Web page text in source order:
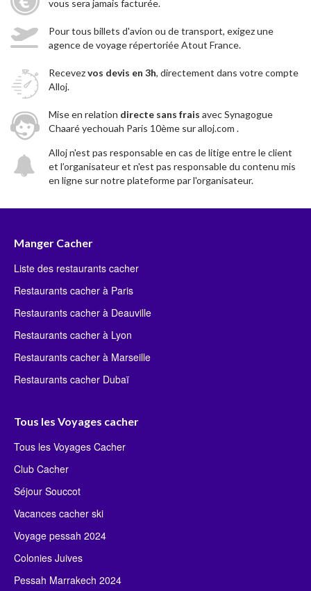
vous sera jamais facturée.
Pour tous billets d'avion ou de transport, exigez une
agence de voyage répertoriée Atout France.
Recevezvos devis en 3h, directement dans votre compte
Alloj.
Mise en relation directe sans frais avec Synagogue
Chaaré yechouah Paris 10ème sur alloj.com .
Alloj n'est pas responsable en cas de litige entre le client
et l’organisateur et n'est pas responsable du contenu mis
en ligne sur notre plateforme par l'organisateur.
Manger Cacher
Liste des restaurants cacher
Restaurants cacher à Paris
Restaurants cacher à Deauville
Restaurants cacher à Lyon
Restaurants cacher à Marseille
Restaurants cacher Dubaï
Tous les Voyages cacher
Tous les Voyages Cacher
Club Cacher
Séjour Souccot
Vacances cacher ski
Voyage pessah 2024
Colonies Juives
Pessah Marrakech 2024